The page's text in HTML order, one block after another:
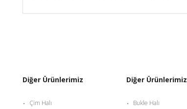
Diğer Ürünlerimiz
Çim Halı
Diğer Ürünlerimiz
Bukle Halı